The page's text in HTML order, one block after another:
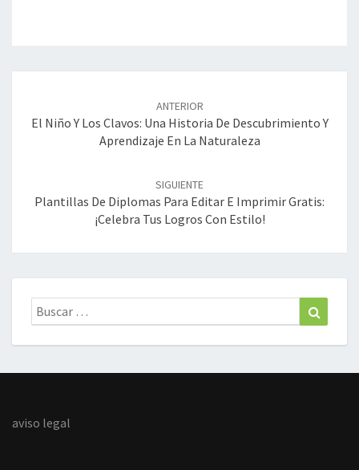
entradas
ANTERIOR
El Niño Y Los Clavos: Una Historia De Descubrimiento Y
Aprendizaje En La Naturaleza
SIGUIENTE
Plantillas De Diplomas Para Editar E Imprimir Gratis:
¡Celebra Tus Logros Con Estilo!
Buscar:
aviso legal